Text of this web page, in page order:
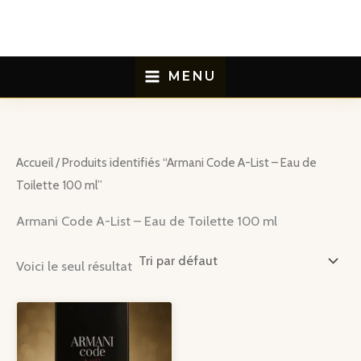
contenu
MENU
Accueil/ Produits identifiés “Armani Code A-List – Eau de
Toilette 100 ml”
Armani Code A-List – Eau de Toilette 100 ml
Voici le seul résultat